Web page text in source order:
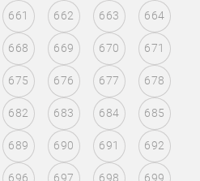
661 662 663 664
668 669 670 671
675 676 677 678
682 683 684 685
689 690 691 692
696 697 698 699